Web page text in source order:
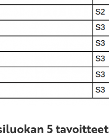
5 tavoitteet